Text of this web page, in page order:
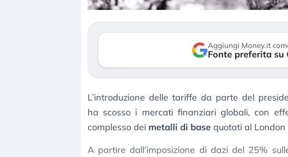
Aggiungi Money.it
Fonte preferita su
L’introduzione delle tariffe da parte del
ha scosso i mercati finanziari globali, con
complesso dei metalli di base quotati al London
A partire dall’imposizione di dazi del 25%
mostrando segni di stanchezza
verso le (…)